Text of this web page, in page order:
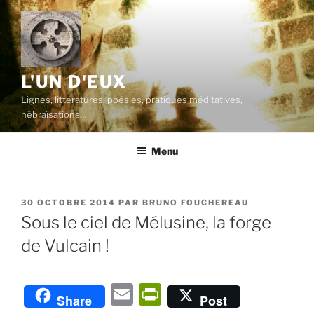
Aller
au
contenu
principal
L'UN D'EUX
Lignes, littératures, poésies, pratiques méditatives,
hébraïsations…
Menu
PUBLIÉ
LE
30 OCTOBRE 2014 PAR BRUNO FOUCHEREAU
Sous le ciel de Mélusine, la forge
de Vulcain !
Share
E
P
Post